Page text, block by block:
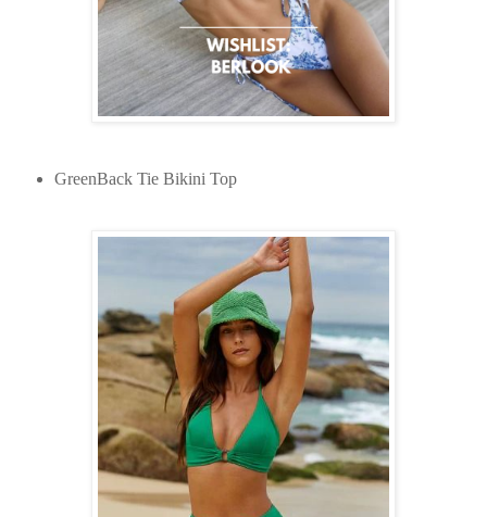
GreenBack Tie Bikini Top